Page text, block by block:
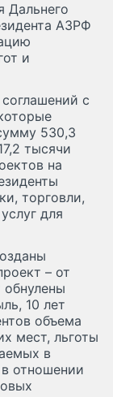
Дальнего
АЗРФ
и
с
530,3
тысячи
на
торговли,
для
– от
обнулены
10 лет
объема
мест, льготы
в
отношении